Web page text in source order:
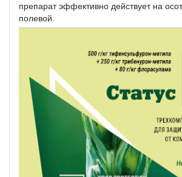
препарат эффективно действует на
полевой.